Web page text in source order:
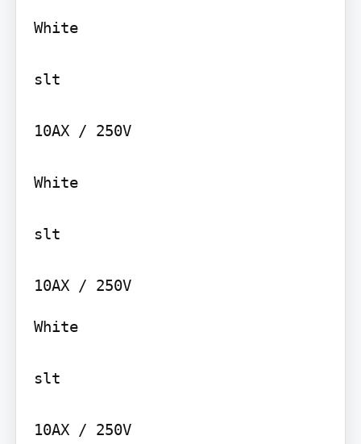
White
slt
10AX / 250V
White
slt
10AX / 250V
White
slt
10AX / 250V